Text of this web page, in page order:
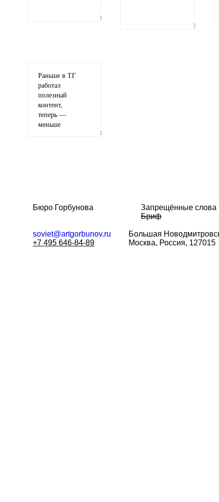
1
2
Раньше в ТГ
работал
полезный
контент,
теперь —
меньше
1
Бюро Горбунова
Запрещённые слова
Бриф
soviet@artgorbunov.ru
+7 495 646-84-89
Большая
Москва, Россия, 127015